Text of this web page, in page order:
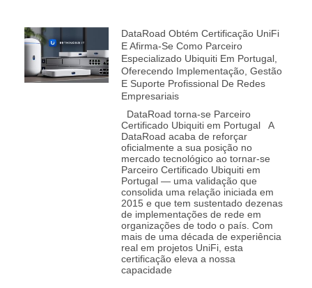
DataRoad Obtém Certificação UniFi
E Afirma-Se Como Parceiro
Especializado Ubiquiti Em Portugal,
Oferecendo Implementação, Gestão
E Suporte Profissional De Redes
Empresariais
DataRoad torna‑se Parceiro
Certificado Ubiquiti em Portugal A
DataRoad acaba de reforçar
oficialmente a sua posição no
mercado tecnológico ao tornar‑se
Parceiro Certificado Ubiquiti em
Portugal — uma validação que
consolida uma relação iniciada em
2015 e que tem sustentado dezenas
de implementações de rede em
organizações de todo o país. Com
mais de uma década de experiência
real em projetos UniFi, esta
certificação eleva a nossa
capacidade